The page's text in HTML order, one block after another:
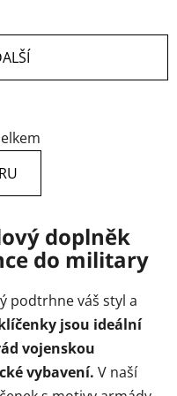
doplněk
do military
podtrhne váš styl a
jsou ideální
vojenskou
vybavení. V naší